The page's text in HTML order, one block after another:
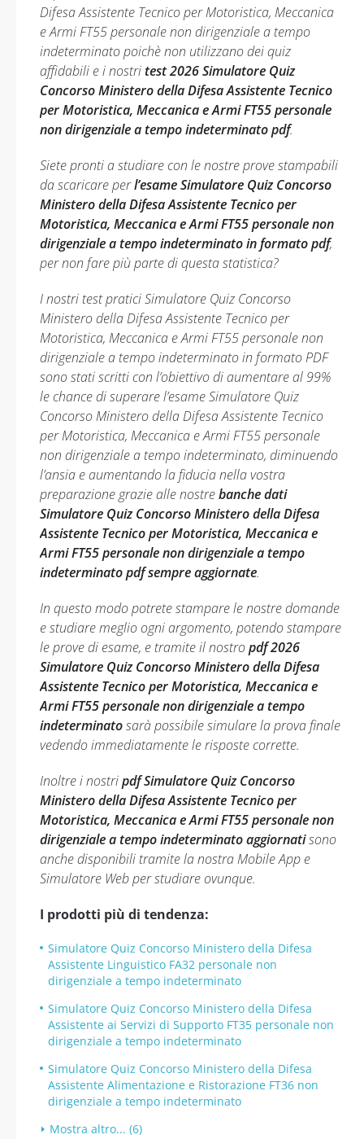
Difesa Assistente Tecnico per Motoristica, Meccanica
e Armi FT55 personale non dirigenziale a tempo
indeterminato poichè non utilizzano dei quiz
affidabili e i nostri test 2026 Simulatore Quiz
Concorso Ministero della Difesa Assistente Tecnico
per Motoristica, Meccanica e Armi FT55 personale
non dirigenziale a tempo indeterminato pdf.
Siete pronti a studiare con le nostre prove stampabili
da scaricare perl’esame Simulatore Quiz Concorso
Ministero della Difesa Assistente Tecnico per
Motoristica, Meccanica e Armi FT55 personale non
dirigenziale a tempo indeterminato in formato pdf,
per non fare più parte di questa statistica?
I nostri test pratici Simulatore Quiz Concorso
Ministero della Difesa Assistente Tecnico per
Motoristica, Meccanica e Armi FT55 personale non
dirigenziale a tempo indeterminato in formato PDF
sono stati scritti con l’obiettivo di aumentare al 99%
le chance di superare l’esame Simulatore Quiz
Concorso Ministero della Difesa Assistente Tecnico
per Motoristica, Meccanica e Armi FT55 personale
non dirigenziale a tempo indeterminato, diminuendo
l’ansia e aumentando la fiducia nella vostra
preparazione grazie alle nostrebanche dati
Simulatore Quiz Concorso Ministero della Difesa
Assistente Tecnico per Motoristica, Meccanica e
Armi FT55 personale non dirigenziale a tempo
indeterminato pdf sempre aggiornate.
In questo modo potrete stampare le nostre domande
e studiare meglio ogni argomento, potendo stampare
le prove di esame, e tramite il nostropdf 2026
Simulatore Quiz Concorso Ministero della Difesa
Assistente Tecnico per Motoristica, Meccanica e
Armi FT55 personale non dirigenziale a tempo
indeterminatosarà possibile simulare la prova finale
vedendo immediatamente le risposte corrette.
Inoltre i nostripdf Simulatore Quiz Concorso
Ministero della Difesa Assistente Tecnico per
Motoristica, Meccanica e Armi FT55 personale non
dirigenziale a tempo indeterminato aggiornatisono
anche disponibili tramite la nostra Mobile App e
Simulatore Web per studiare ovunque.
I prodotti più di tendenza:
Simulatore Quiz Concorso Ministero della Difesa
Assistente Linguistico FA32 personale non
dirigenziale a tempo indeterminato
Simulatore Quiz Concorso Ministero della Difesa
Assistente ai Servizi di Supporto FT35 personale non
dirigenziale a tempo indeterminato
Simulatore Quiz Concorso Ministero della Difesa
Assistente Alimentazione e Ristorazione FT36 non
dirigenziale a tempo indeterminato
Mostra altro... (6)